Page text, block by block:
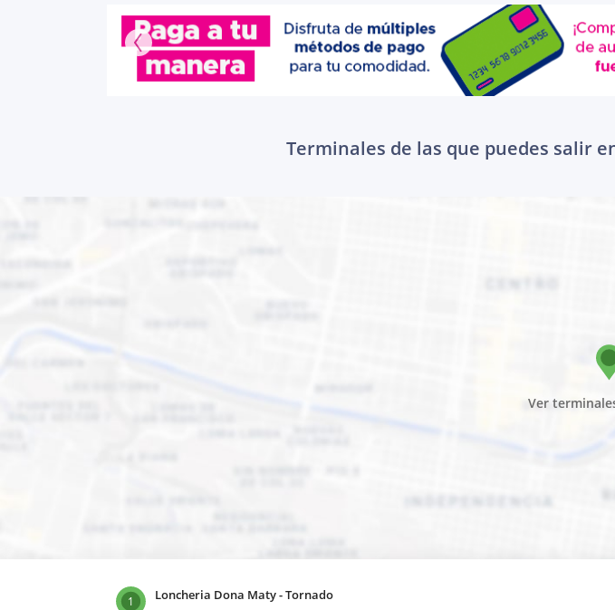
Terminales de las que puedes salir
Ver
1 Loncheria Dona Maty - Tornado